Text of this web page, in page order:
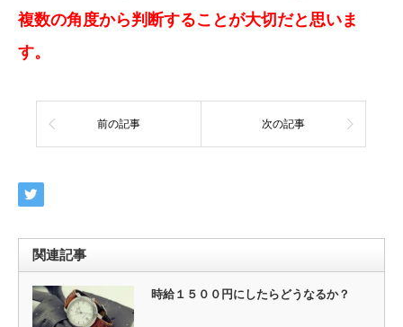
複数の角度から判断することが大切だと思いま
す。
前の記事 次の記事
関連記事
時給１５００円にしたらどうなるか？